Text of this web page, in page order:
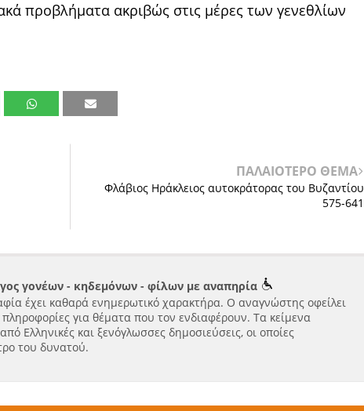
προβλήματα ακριβώς στις μέρες των γενεθλίων
ΠΑΛΑΙΟΤΕΡΟ ΘΕΜΑ
Φλάβιος Ηράκλειος αυτοκράτορας του Βυζαντίου
575-641
γονέων - κηδεμόνων - φίλων με αναπηρία
έχει καθαρά ενημερωτικό χαρακτήρα. Ο αναγνώστης οφείλει
για θέματα που τον ενδιαφέρουν. Τα κείμενα
Ελληνικές και ξενόγλωσσες δημοσιεύσεις, οι οποίες
του δυνατού.